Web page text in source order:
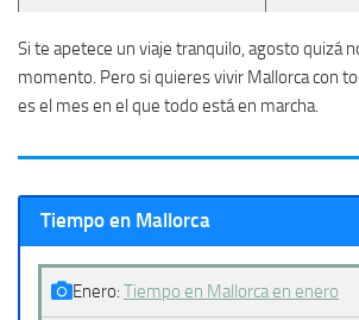
Si te apetece un viaje tranquilo, agosto quizá
momento. Pero si quieres vivir Mallorca con
es el mes en el que todo está en marcha.
Tiempo en Mallorca
Enero: Tiempo en Mallorca en enero